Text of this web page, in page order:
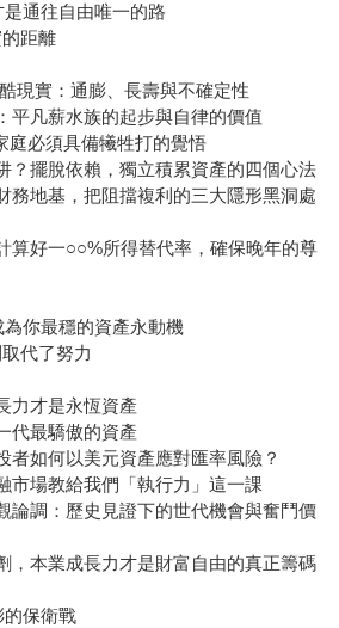
通往自由唯一的路
距離
現實：通膨、長壽與不確定性
平凡薪水族的起步與自律的價值
庭必須具備犧牲打的覺悟
？擺脫依賴，獨立積累資產的四個心法
務地基，把阻擋複利的三大隱形黑洞處
算好一○○%所得替代率，確保晚年的尊
你最穩的資產永動機
代了努力
力才是永恆資產
代最驕傲的資產
者如何以美元資產應對匯率風險？
市場教給我們「執行力」這一課
論調：歷史見證下的世代機會與奮鬥價
，本業成長力才是財富自由的真正籌碼
保衛戰